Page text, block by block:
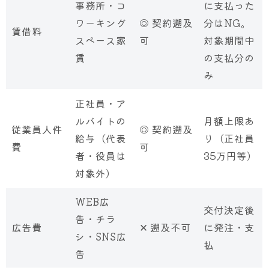
賃借料
事務所・コ
ワーキング
スペース家
賃
◎ 契約遡及
可
に支払った
分はNG。
対象期間中
の支払分の
み
従業員人件
費
正社員・ア
ルバイトの
給与（代表
者・役員は
対象外）
◎ 契約遡及
可
月額上限あ
り（正社員
35万円等）
広告費
WEB広
告・チラ
シ・SNS広
告
✕ 遡及不可
交付決定後
に発注・支
払